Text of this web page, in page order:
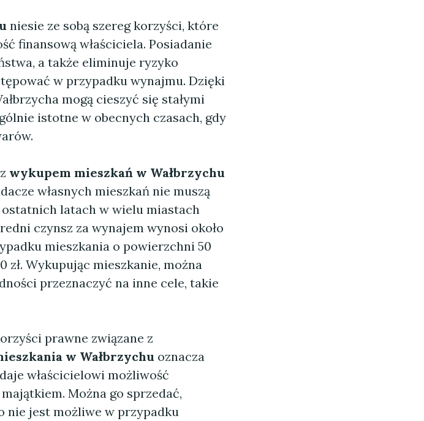
niesie ze sobą szereg korzyści, które
finansową właściciela. Posiadanie
a także eliminuje ryzyko
w przypadku wynajmu. Dzięki
mogą cieszyć się stałymi
istotne w obecnych czasach, gdy
wykupem mieszkań w Wałbrzychu
własnych mieszkań nie muszą
latach w wielu miastach
czynsz za wynajem wynosi około
mieszkania o powierzchni 50
zł. Wykupując mieszkanie, można
przeznaczyć na inne cele, takie
prawne związane z
w Wałbrzychu oznacza
właścicielowi możliwość
Można go sprzedać,
nie jest możliwe w przypadku